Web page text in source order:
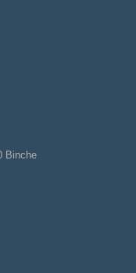
Binche